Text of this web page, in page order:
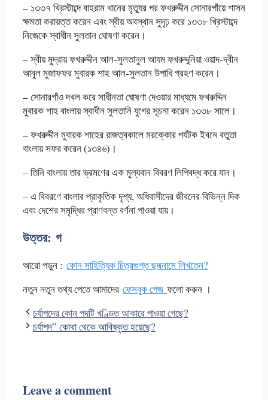
– ১৩৩৭ খ্রিস্টাব্দে বাহরাম খানের মৃত্যুর পর ফখরুদ্দীন সোনারগাঁয়ে শাসন
ক্ষমতা করায়ত্ত করেন এবং স্বীয় অবস্থান সুদৃঢ় করে ১৩৩৮ খ্রিস্টাব্দে
নিজেকে স্বাধীন সুলতান ঘোষণা করেন।
– স্বীয় মুদ্রায় ফখরুদ্দীন আল-সুলতানুল আযম ফখরুদ্দুনিয়া ওয়াদ-দ্বীন
আবুল মুজাফফর মুবারক শাহ আল-সুলতান উপাধি গ্রহণ করেন।
– সোনারগাঁও দখল করে সাধীনতা ঘোষণা দেওয়ার মাধ্যমে ফখরুদ্দিন
মুবারক শাহ বাংলায় স্বাধীন সুলতানি যুগের সূচনা করেন ১৩৩৮ সালে।
– ফখরুদ্দীন মুবারক শাহের রাজত্বকালে মরক্কোর পর্যটক ইবনে বতুতা
বাংলায় সফর করেন (১৩৪৬)।
– তিনি বাংলায় তার ভ্রমণের এক মূল্যবান বিবরণ লিপিবদ্ধ করে যান।
– এ বিবরণে বাংলার প্রাকৃতিক দৃশ্য, অধিবাসীদের জীবনের বিভিন্ন দিক
এবং দেশের সমৃদ্ধির প্রাণবন্ত বর্ণনা পাওয়া যায়।
উত্তর: গ
আরো পড়ুন : কোন সাহিত্যিক চিত্রগুপ্ত ছদ্মনামে লিখতেন?
নতুন নতুন তথ্য পেতে আমাদের ফেসবুক পেজ ফলো করুন ।
চর্যাপদের কোন পদটি খণ্ডিত আকারে পাওয়া গেছে?
চর্যাপদ” কোথা থেকে আবিষ্কৃত হয়েছে?
Leave a comment